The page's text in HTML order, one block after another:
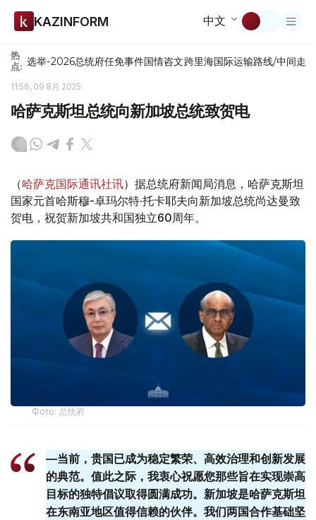
KAZINFORM 中文
热
点: 选举-2026总统府任免事件国情咨文跨里海国际运输路线/中间走廊
11:56, 09 8月 2025
哈萨克斯坦总统向新加坡总统致贺电
（哈萨克国际通讯社讯）据总统府新闻局消息，哈萨克斯坦
国家元首哈斯穆-卓玛尔特·托卡耶夫向新加坡总统尚达曼致
贺电，祝贺新加坡共和国独立60周年。
Фото: 总统府
—当前，贵国已成为稳定繁荣、高效治理和创新发展
的典范。值此之际，我衷心祝愿您那些旨在实现崇高
目标的独特倡议取得圆满成功。新加坡是哈萨克斯坦
在东南亚地区值得信赖的伙伴。我们两国合作基础坚